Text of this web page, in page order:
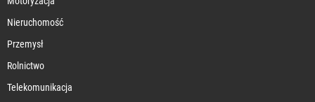
Nieruchomość
Przemysł
Rolnictwo
Telekomunikacja